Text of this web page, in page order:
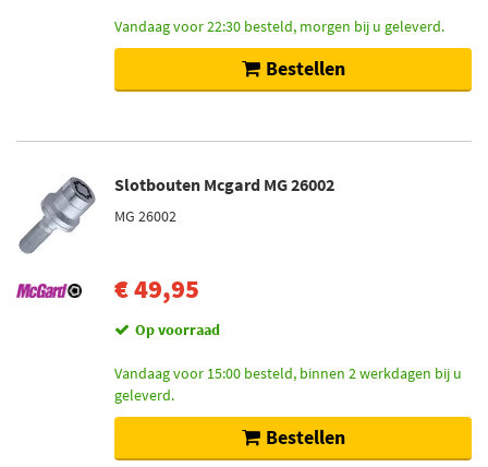
Vandaag voor 22:30 besteld, morgen bij u geleverd.
Bestellen
Slotbouten Mcgard MG 26002
MG 26002
€ 49,95
Op voorraad
Vandaag voor 15:00 besteld, binnen 2 werkdagen bij u
geleverd.
Bestellen